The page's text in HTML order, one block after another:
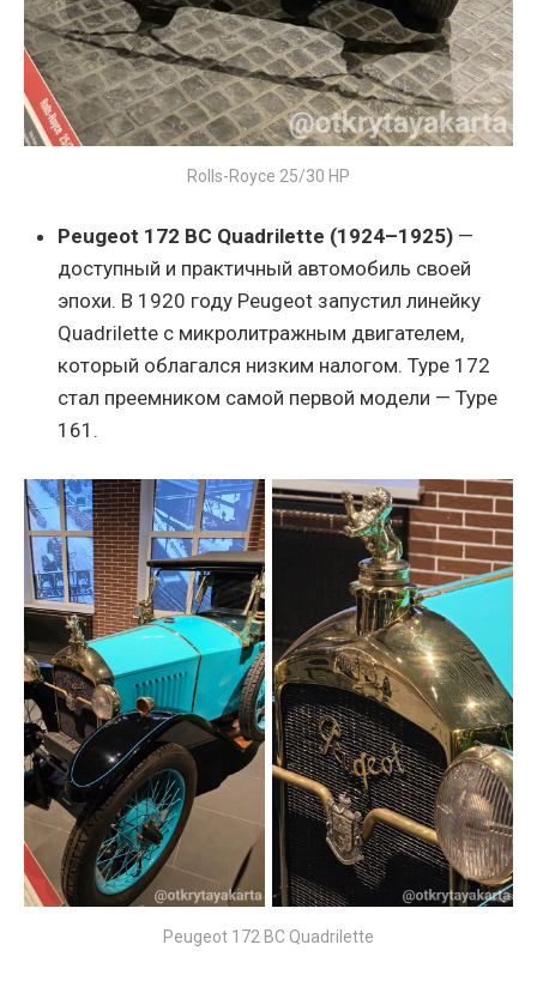
Rolls-Royce 25/30 HP
Peugeot 172 BC Quadrilette (1924–1925) —
доступный и практичный автомобиль своей
эпохи. В 1920 году Peugeot запустил линейку
Quadrilette с микролитражным двигателем,
который облагался низким налогом. Type 172
стал преемником самой первой модели — Type
161.
Peugeot 172 BC Quadrilette